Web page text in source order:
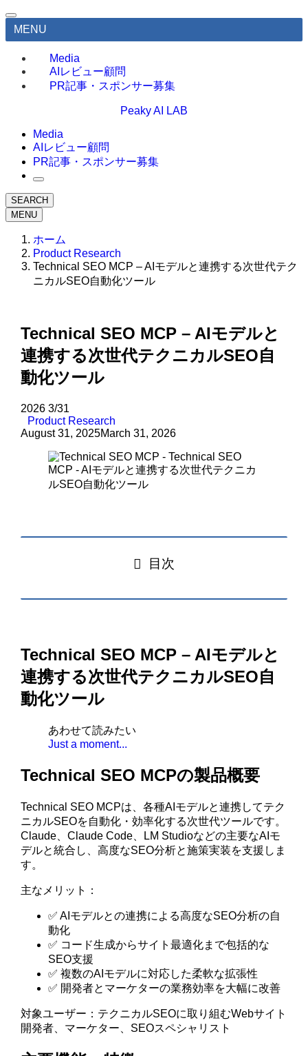
MENU
Media
AIレビュー顧問
PR記事・スポンサー募集
Peaky AI LAB
Media
AIレビュー顧問
PR記事・スポンサー募集
SEARCH
MENU
ホーム
Product Research
Technical SEO MCP – AIモデルと連携する次世代テク
ニカルSEO自動化ツール
Technical SEO MCP – AIモデルと
連携する次世代テクニカルSEO自
動化ツール
2026 3/31
Product Research
August 31, 2025March 31, 2026
目次
Technical SEO MCP – AIモデルと
連携する次世代テクニカルSEO自
動化ツール
あわせて読みたい
Just a moment...
Technical SEO MCPの製品概要
Technical SEO MCPは、各種AIモデルと連携してテク
ニカルSEOを自動化・効率化する次世代ツールです。
Claude、Claude Code、LM Studioなどの主要なAIモ
デルと統合し、高度なSEO分析と施策実装を支援しま
す。
主なメリット：
✅ AIモデルとの連携による高度なSEO分析の自
動化
✅ コード生成からサイト最適化まで包括的な
SEO支援
✅ 複数のAIモデルに対応した柔軟な拡張性
✅ 開発者とマーケターの業務効率を大幅に改善
対象ユーザー：テクニカルSEOに取り組むWebサイト
開発者、マーケター、SEOスペシャリスト